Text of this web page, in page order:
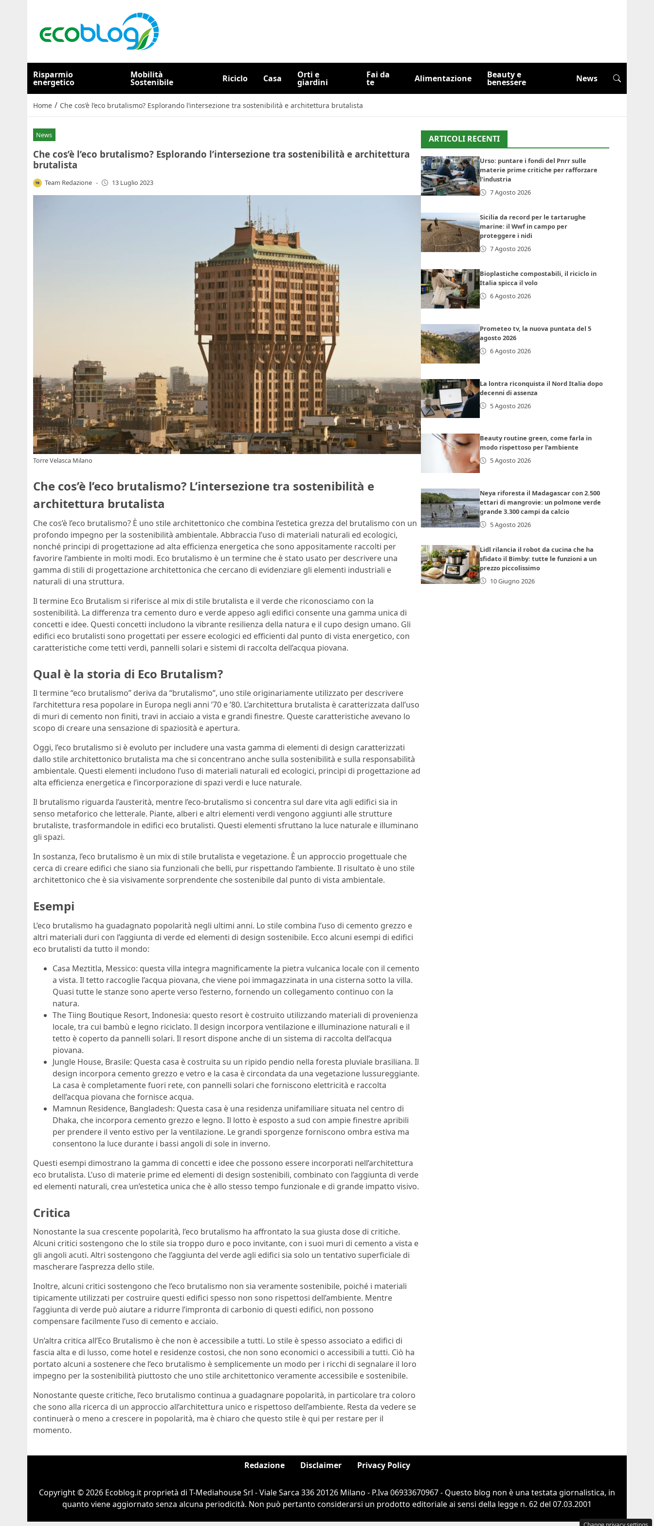
Risparmio
energetico
Mobilità
Sostenibile Riciclo Casa Orti e
giardini
Fai da
te Alimentazione Beauty e
benessere News
Home / Che cos’è l’eco brutalismo? Esplorando l’intersezione tra sostenibilità e architettura brutalista
News
Che cos’è l’eco brutalismo? Esplorando l’intersezione tra sostenibilità e architettura
brutalista
Team Redazione - 13 Luglio 2023
Torre Velasca Milano
Che cos’è l’eco brutalismo? L’intersezione tra sostenibilità e
architettura brutalista
Che cos’è l’eco brutalismo? È uno stile architettonico che combina l’estetica grezza del brutalismo con un
profondo impegno per la sostenibilità ambientale. Abbraccia l’uso di materiali naturali ed ecologici,
nonché principi di progettazione ad alta efficienza energetica che sono appositamente raccolti per
favorire l’ambiente in molti modi. Eco brutalismo è un termine che è stato usato per descrivere una
gamma di stili di progettazione architettonica che cercano di evidenziare gli elementi industriali e
naturali di una struttura.
Il termine Eco Brutalism si riferisce al mix di stile brutalista e il verde che riconosciamo con la
sostenibilità. La differenza tra cemento duro e verde appeso agli edifici consente una gamma unica di
concetti e idee. Questi concetti includono la vibrante resilienza della natura e il cupo design umano. Gli
edifici eco brutalisti sono progettati per essere ecologici ed efficienti dal punto di vista energetico, con
caratteristiche come tetti verdi, pannelli solari e sistemi di raccolta dell’acqua piovana.
Qual è la storia di Eco Brutalism?
Il termine “eco brutalismo” deriva da “brutalismo”, uno stile originariamente utilizzato per descrivere
l’architettura resa popolare in Europa negli anni ’70 e ’80. L’architettura brutalista è caratterizzata dall’uso
di muri di cemento non finiti, travi in acciaio a vista e grandi finestre. Queste caratteristiche avevano lo
scopo di creare una sensazione di spaziosità e apertura.
Oggi, l’eco brutalismo si è evoluto per includere una vasta gamma di elementi di design caratterizzati
dallo stile architettonico brutalista ma che si concentrano anche sulla sostenibilità e sulla responsabilità
ambientale. Questi elementi includono l’uso di materiali naturali ed ecologici, principi di progettazione ad
alta efficienza energetica e l’incorporazione di spazi verdi e luce naturale.
Il brutalismo riguarda l’austerità, mentre l’eco-brutalismo si concentra sul dare vita agli edifici sia in
senso metaforico che letterale. Piante, alberi e altri elementi verdi vengono aggiunti alle strutture
brutaliste, trasformandole in edifici eco brutalisti. Questi elementi sfruttano la luce naturale e illuminano
gli spazi.
In sostanza, l’eco brutalismo è un mix di stile brutalista e vegetazione. È un approccio progettuale che
cerca di creare edifici che siano sia funzionali che belli, pur rispettando l’ambiente. Il risultato è uno stile
architettonico che è sia visivamente sorprendente che sostenibile dal punto di vista ambientale.
Esempi
L’eco brutalismo ha guadagnato popolarità negli ultimi anni. Lo stile combina l’uso di cemento grezzo e
altri materiali duri con l’aggiunta di verde ed elementi di design sostenibile. Ecco alcuni esempi di edifici
eco brutalisti da tutto il mondo:
Casa Meztitla, Messico: questa villa integra magnificamente la pietra vulcanica locale con il cemento
a vista. Il tetto raccoglie l’acqua piovana, che viene poi immagazzinata in una cisterna sotto la villa.
Quasi tutte le stanze sono aperte verso l’esterno, fornendo un collegamento continuo con la
natura.
The Tiing Boutique Resort, Indonesia: questo resort è costruito utilizzando materiali di provenienza
locale, tra cui bambù e legno riciclato. Il design incorpora ventilazione e illuminazione naturali e il
tetto è coperto da pannelli solari. Il resort dispone anche di un sistema di raccolta dell’acqua
piovana.
Jungle House, Brasile: Questa casa è costruita su un ripido pendio nella foresta pluviale brasiliana. Il
design incorpora cemento grezzo e vetro e la casa è circondata da una vegetazione lussureggiante.
La casa è completamente fuori rete, con pannelli solari che forniscono elettricità e raccolta
dell’acqua piovana che fornisce acqua.
Mamnun Residence, Bangladesh: Questa casa è una residenza unifamiliare situata nel centro di
Dhaka, che incorpora cemento grezzo e legno. Il lotto è esposto a sud con ampie finestre apribili
per prendere il vento estivo per la ventilazione. Le grandi sporgenze forniscono ombra estiva ma
consentono la luce durante i bassi angoli di sole in inverno.
Questi esempi dimostrano la gamma di concetti e idee che possono essere incorporati nell’architettura
eco brutalista. L’uso di materie prime ed elementi di design sostenibili, combinato con l’aggiunta di verde
ed elementi naturali, crea un’estetica unica che è allo stesso tempo funzionale e di grande impatto visivo.
Critica
Nonostante la sua crescente popolarità, l’eco brutalismo ha affrontato la sua giusta dose di critiche.
Alcuni critici sostengono che lo stile sia troppo duro e poco invitante, con i suoi muri di cemento a vista e
gli angoli acuti. Altri sostengono che l’aggiunta del verde agli edifici sia solo un tentativo superficiale di
mascherare l’asprezza dello stile.
Inoltre, alcuni critici sostengono che l’eco brutalismo non sia veramente sostenibile, poiché i materiali
tipicamente utilizzati per costruire questi edifici spesso non sono rispettosi dell’ambiente. Mentre
l’aggiunta di verde può aiutare a ridurre l’impronta di carbonio di questi edifici, non possono
compensare facilmente l’uso di cemento e acciaio.
Un’altra critica all’Eco Brutalismo è che non è accessibile a tutti. Lo stile è spesso associato a edifici di
fascia alta e di lusso, come hotel e residenze costosi, che non sono economici o accessibili a tutti. Ciò ha
portato alcuni a sostenere che l’eco brutalismo è semplicemente un modo per i ricchi di segnalare il loro
impegno per la sostenibilità piuttosto che uno stile architettonico veramente accessibile e sostenibile.
Nonostante queste critiche, l’eco brutalismo continua a guadagnare popolarità, in particolare tra coloro
che sono alla ricerca di un approccio all’architettura unico e rispettoso dell’ambiente. Resta da vedere se
continuerà o meno a crescere in popolarità, ma è chiaro che questo stile è qui per restare per il
momento.
ARTICOLI RECENTI
Urso: puntare i fondi del Pnrr sulle
materie prime critiche per rafforzare
l’industria
7 Agosto 2026
Sicilia da record per le tartarughe
marine: il Wwf in campo per
proteggere i nidi
7 Agosto 2026
Bioplastiche compostabili, il riciclo in
Italia spicca il volo
6 Agosto 2026
Prometeo tv, la nuova puntata del 5
agosto 2026
6 Agosto 2026
La lontra riconquista il Nord Italia dopo
decenni di assenza
5 Agosto 2026
Beauty routine green, come farla in
modo rispettoso per l’ambiente
5 Agosto 2026
Neya riforesta il Madagascar con 2.500
ettari di mangrovie: un polmone verde
grande 3.300 campi da calcio
5 Agosto 2026
Lidl rilancia il robot da cucina che ha
sfidato il Bimby: tutte le funzioni a un
prezzo piccolissimo
10 Giugno 2026
Redazione Disclaimer Privacy Policy
Copyright © 2026 Ecoblog.it proprietà di T-Mediahouse Srl - Viale Sarca 336 20126 Milano - P.Iva 06933670967 - Questo blog non è una testata giornalistica, in
quanto viene aggiornato senza alcuna periodicità. Non può pertanto considerarsi un prodotto editoriale ai sensi della legge n. 62 del 07.03.2001